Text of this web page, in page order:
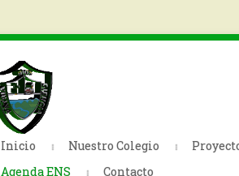
Inicio Nuestro Colegio
Agenda ENS
Contacto